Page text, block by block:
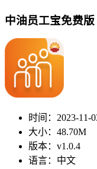
中油员工宝免费版
时间： 2023-11-
大小： 48.70M
版本： v1.0.4
语言： 中文